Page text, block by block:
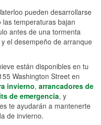
pueden desarrollarse
temperaturas bajan
antes de una tormenta
el desempeño de arranque
están disponibles en tu
Washington Street en
invierno, arrancadores de
de emergencia, y
te ayudarán a mantenerte
de invierno.